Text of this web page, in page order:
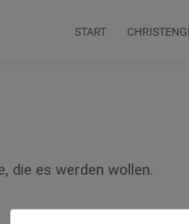
START
die es werden wollen.